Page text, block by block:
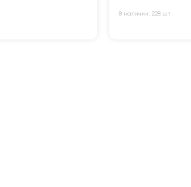
В наличии: 228 шт